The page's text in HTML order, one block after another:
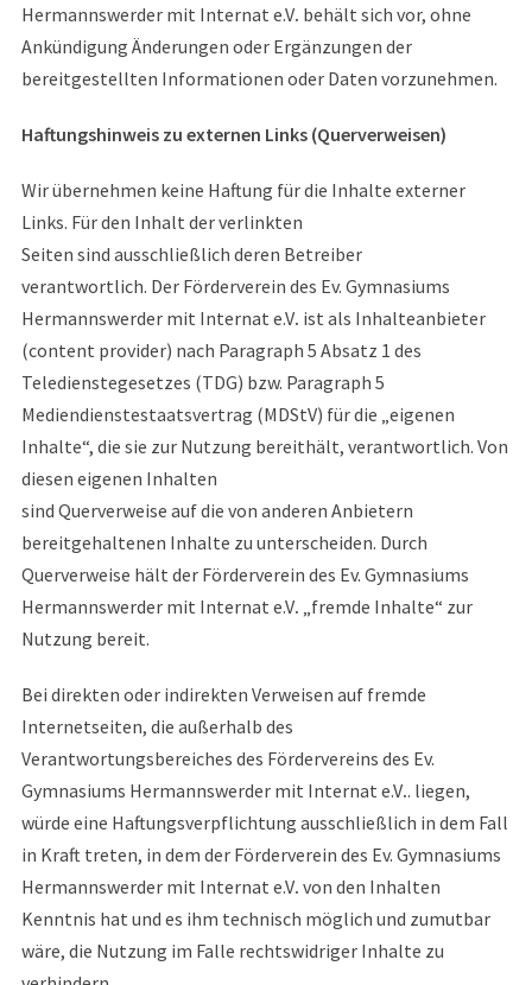
Hermannswerder mit Internat e.V. behält sich vor, ohne
Ankündigung Änderungen oder Ergänzungen der
bereitgestellten Informationen oder Daten vorzunehmen.
Haftungshinweis zu externen Links (Querverweisen)
Wir übernehmen keine Haftung für die Inhalte externer
Links. Für den Inhalt der verlinkten
Seiten sind ausschließlich deren Betreiber
verantwortlich. Der Förderverein des Ev. Gymnasiums
Hermannswerder mit Internat e.V. ist als Inhalteanbieter
(content provider) nach Paragraph 5 Absatz 1 des
Teledienstegesetzes (TDG) bzw. Paragraph 5
Mediendienstestaatsvertrag (MDStV) für die „eigenen
Inhalte“, die sie zur Nutzung bereithält, verantwortlich. Von
diesen eigenen Inhalten
sind Querverweise auf die von anderen Anbietern
bereitgehaltenen Inhalte zu unterscheiden. Durch
Querverweise hält der Förderverein des Ev. Gymnasiums
Hermannswerder mit Internat e.V. „fremde Inhalte“ zur
Nutzung bereit.
Bei direkten oder indirekten Verweisen auf fremde
Internetseiten, die außerhalb des
Verantwortungsbereiches des Fördervereins des Ev.
Gymnasiums Hermannswerder mit Internat e.V.. liegen,
würde eine Haftungsverpflichtung ausschließlich in dem Fall
in Kraft treten, in dem der Förderverein des Ev. Gymnasiums
Hermannswerder mit Internat e.V. von den Inhalten
Kenntnis hat und es ihm technisch möglich und zumutbar
wäre, die Nutzung im Falle rechtswidriger Inhalte zu